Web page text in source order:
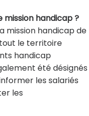
handicap ?
mission handicap de
tout le territoire
handicap
été désignés
les salariés
les